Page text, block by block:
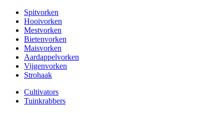
Spitvorken
Hooivorken
Mestvorken
Bietenvorken
Maisvorken
Aardappelvorken
Vijgenvorken
Strohaak
Cultivators
Tuinkrabbers